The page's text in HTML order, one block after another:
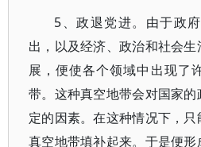
5、政退党进。由于政
出，以及经济、政治和社会
展，便使各个领域中出现了
带。这种真空地带会对国家
定的因素。在这种情况下，
真空地带填补起来。于是便